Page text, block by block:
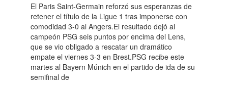
El Paris Saint-Germain reforzó sus esperanzas de
retener el título de la Ligue 1 tras imponerse con
comodidad 3-0 al Angers.El resultado dejó al
campeón PSG seis puntos por encima del Lens,
que se vio obligado a rescatar un dramático
empate el viernes 3-3 en Brest.PSG recibe este
martes al Bayern Múnich en el partido de ida de su
semifinal de